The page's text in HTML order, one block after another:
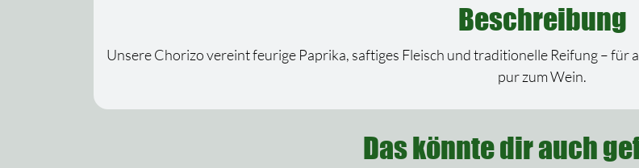
Beschreibung
Unsere Chorizo vereint feurige Paprika, saftiges Fleisch und traditionelle Reifung – für
pur zum Wein.
Das könnte dir auch